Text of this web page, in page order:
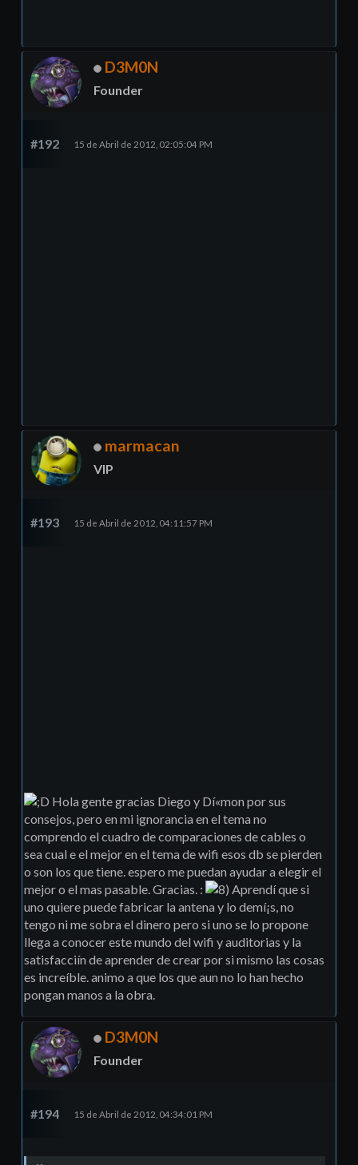
D3M0N
Founder
#192 15 de Abril de 2012, 02:05:04 PM
marmacan
VIP
#193 15 de Abril de 2012, 04:11:57 PM
Hola gente gracias Diego y Dí«mon por sus
consejos, pero en mi ignorancia en el tema no
comprendo el cuadro de comparaciones de cables o
sea cual e el mejor en el tema de wifi esos db se pierden
o son los que tiene. espero me puedan ayudar a elegir el
mejor o el mas pasable. Gracias. :
Aprendí­ que si
uno quiere puede fabricar la antena y lo demí¡s, no
tengo ni me sobra el dinero pero si uno se lo propone
llega a conocer este mundo del wifi y auditorias y la
satisfacciín de aprender de crear por si mismo las cosas
es increí­ble. animo a que los que aun no lo han hecho
pongan manos a la obra.
D3M0N
Founder
#194 15 de Abril de 2012, 04:34:01 PM